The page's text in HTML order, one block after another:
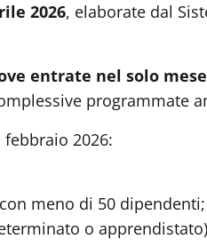
2026, elaborate dal
entrate nel solo
programmate
2026:
meno di 50 dipendenti;
o